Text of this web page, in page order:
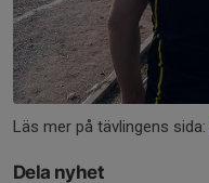
Läs mer på tävlingens sida:
Dela nyhet